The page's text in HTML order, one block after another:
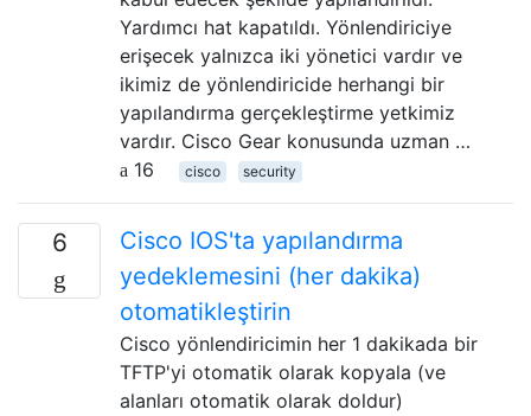
Yardımcı hat kapatıldı. Yönlendiriciye
erişecek yalnızca iki yönetici vardır ve
ikimiz de yönlendiricide herhangi bir
yapılandırma gerçekleştirme yetkimiz
vardır. Cisco Gear konusunda uzman …
16
cisco security
6
Cisco IOS'ta yapılandırma
yedeklemesini (her dakika)
otomatikleştirin
Cisco yönlendiricimin her 1 dakikada bir
TFTP'yi otomatik olarak kopyala (ve
alanları otomatik olarak doldur)